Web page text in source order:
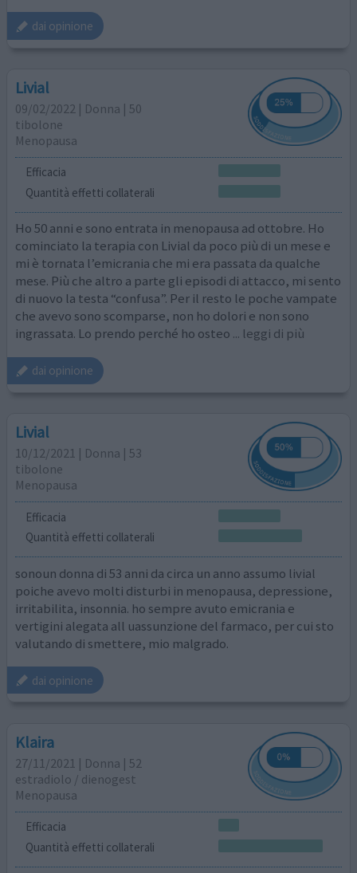
dai opinione
Livial
09/02/2022 | Donna | 50
tibolone
Menopausa
Efficacia
Quantità effetti collaterali
Ho 50 anni e sono entrata in menopausa ad ottobre. Ho
cominciato la terapia con Livial da poco più di un mese e
mi è tornata l’emicrania che mi era passata da qualche
mese. Più che altro a parte gli episodi di attacco, mi sento
di nuovo la testa “confusa”. Per il resto le poche vampate
che avevo sono scomparse, non ho dolori e non sono
ingrassata. Lo prendo perché ho osteo ... leggi di più
dai opinione
Livial
10/12/2021 | Donna | 53
tibolone
Menopausa
Efficacia
Quantità effetti collaterali
sonoun donna di 53 anni da circa un anno assumo livial
poiche avevo molti disturbi in menopausa, depressione,
irritabilita, insonnia. ho sempre avuto emicrania e
vertigini alegata all uassunzione del farmaco, per cui sto
valutando di smettere, mio malgrado.
dai opinione
Klaira
27/11/2021 | Donna | 52
estradiolo / dienogest
Menopausa
Efficacia
Quantità effetti collaterali